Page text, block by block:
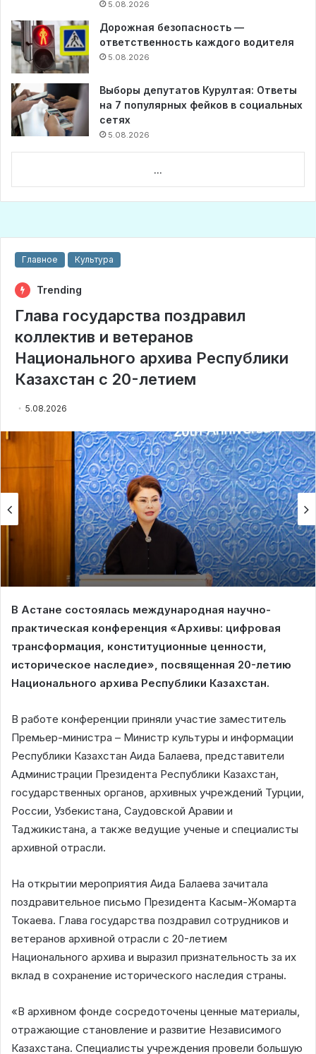
5.08.2026
Дорожная безопасность —
ответственность каждого водителя
5.08.2026
Выборы депутатов Курултая: Ответы
на 7 популярных фейков в социальных
сетях
5.08.2026
...